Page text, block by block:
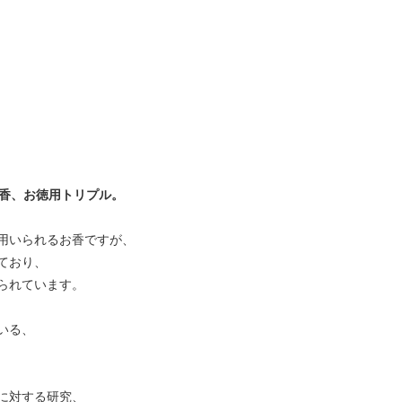
お徳用トリプル。
られるお香ですが、
り、
ています。
、
する研究、